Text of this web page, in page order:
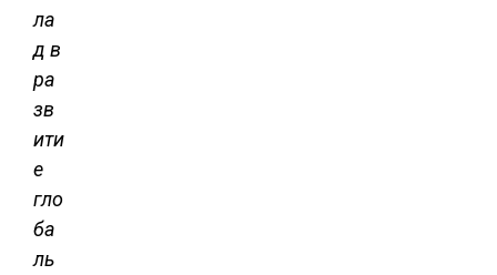
ла
д в
ра
зв
ити
е
гло
ба
ль